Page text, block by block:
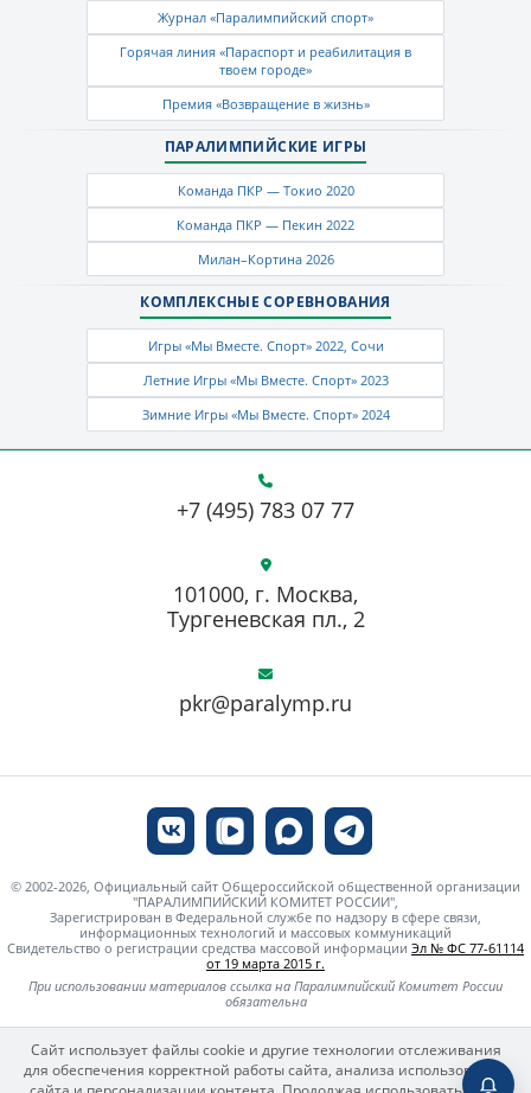
Журнал «Паралимпийский спорт»
Горячая линия «Параспорт и реабилитация в
твоем городе»
Премия «Возвращение в жизнь»
ПАРАЛИМПИЙСКИЕ ИГРЫ
Команда ПКР — Токио 2020
Команда ПКР — Пекин 2022
Милан–Кортина 2026
КОМПЛЕКСНЫЕ СОРЕВНОВАНИЯ
Игры «Мы Вместе. Спорт» 2022, Сочи
Летние Игры «Мы Вместе. Спорт» 2023
Зимние Игры «Мы Вместе. Спорт» 2024
+7 (495) 783 07 77
pkr@paralymp.ru
101000, г. Москва,
Тургеневская пл., 2
© 2002-2026, Официальный сайт Общероссийской общественной организации
"ПАРАЛИМПИЙСКИЙ КОМИТЕТ РОССИИ",
Зарегистрирован в Федеральной службе по надзору в сфере связи,
информационных технологий и массовых коммуникаций
Свидетельство о регистрации средства массовой информации Эл № ФС 77-61114
от 19 марта 2015 г.
При использовании материалов ссылка на Паралимпийский Комитет России
обязательна
Сайт использует файлы cookie и другие технологии отслеживания
для обеспечения корректной работы сайта, анализа использования